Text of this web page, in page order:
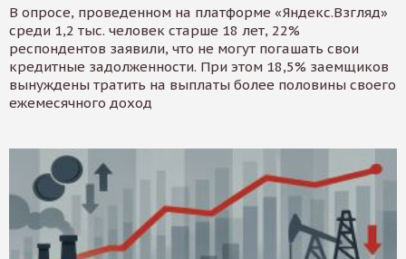
В опросе, проведенном на платформе «Яндекс.Взгляд»
среди 1,2 тыс. человек старше 18 лет, 22%
респондентов заявили, что не могут погашать свои
кредитные задолженности. При этом 18,5% заемщиков
вынуждены тратить на выплаты более половины своего
ежемесячного доход